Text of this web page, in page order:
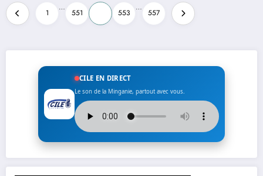
Pagination
des
publications
1
…
551 553
…
557
CILE EN DIRECT
Le son de la Minganie, partout avec vous.